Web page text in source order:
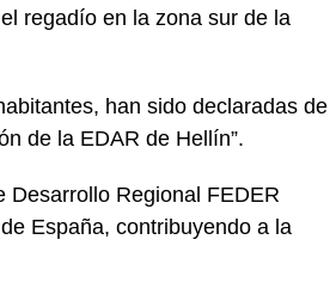
regadío en la zona sur de la
han sido declaradas de
de la EDAR de Hellín”.
Desarrollo Regional FEDER
España, contribuyendo a la